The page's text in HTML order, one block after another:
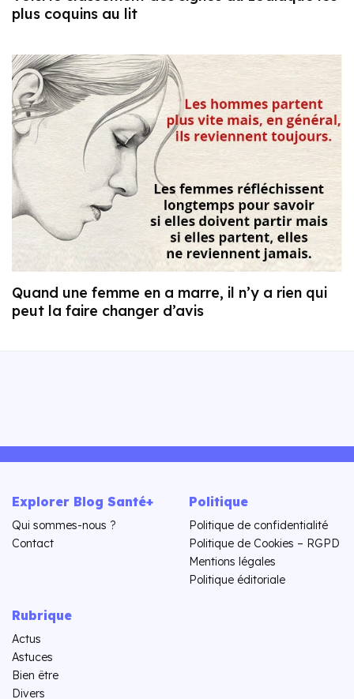
plus coquins au lit
Quand une femme en a marre, il n’y a rien qui
peut la faire changer d’avis
Explorer Blog Santé+
Qui sommes-nous ?
Contact
Politique
Politique de confidentialité
Politique de Cookies – RGPD
Mentions légales
Politique éditoriale
Rubrique
Actus
Astuces
Bien être
Divers